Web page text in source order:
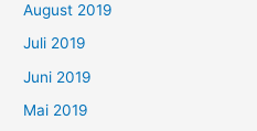
August 2019
Juli 2019
Juni 2019
Mai 2019